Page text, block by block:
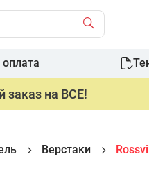
заказ на ВСЕ!
Верстаки